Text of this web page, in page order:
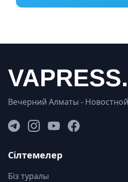
Вечерний Алматы -
Сілтемелер
Біз туралы